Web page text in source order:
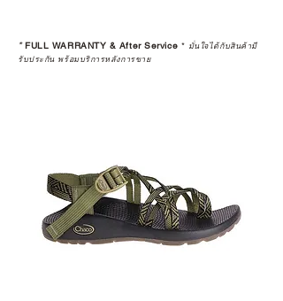
*FULL WARRANTY & After Service * มั่นใจได้กับสินค้ามี
รับประกัน พร้อมบริการหลังการขาย